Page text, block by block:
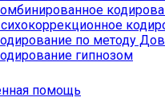
по методу
гипнозом
помощь